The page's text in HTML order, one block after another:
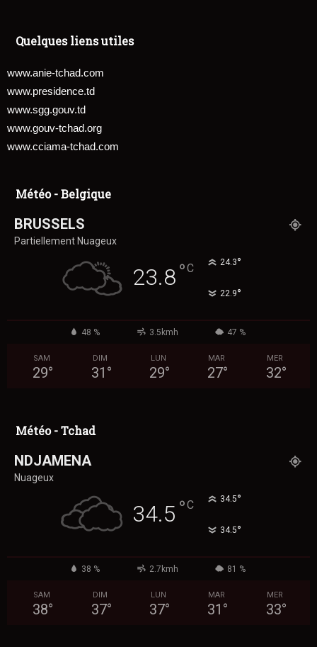
Quelques liens utiles
www.anie-tchad.com
www.presidence.td
www.sgg.gouv.td
www.gouv-tchad.org
www.cciama-tchad.com
Météo - Belgique
BRUSSELS
Partiellement Nuageux
23.8°C 24.3°
22.9°
48 % 3.5kmh 47 %
SAM
29°
DIM
31 °
LUN
29°
MAR
27°
MER
32°
Météo - Tchad
NDJAMENA
Nuageux
34.5 °C 34.5°
34.5°
38 % 2.7kmh 81 %
SAM
38°
DIM
37°
LUN
37°
MAR
31 °
MER
33°